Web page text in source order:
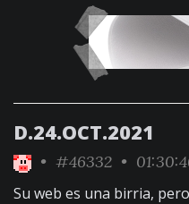
D.24.OCT.2021
• #46332 •
Su web es una birria,